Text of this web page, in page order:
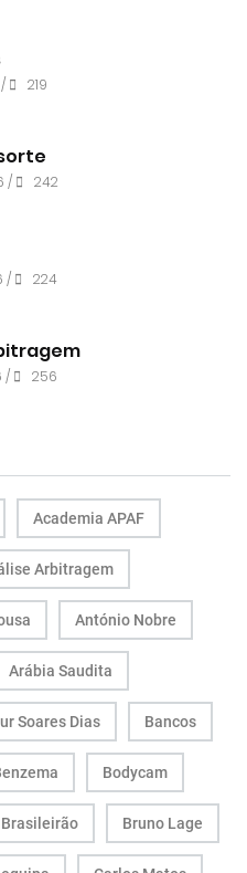
219
/ 242
/ 224
/ 256
Academia APAF
Arbitragem
António Nobre
Arábia Saudita
Soares Dias Bancos
Bodycam
Brasileirão Bruno Lage